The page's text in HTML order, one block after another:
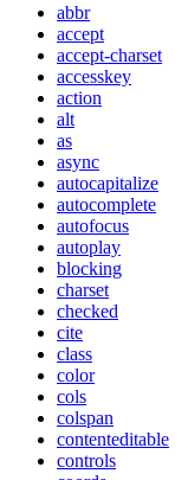
abbr
accept
accept-charset
accesskey
action
alt
as
async
autocapitalize
autocomplete
autofocus
autoplay
blocking
charset
checked
cite
class
color
cols
colspan
contenteditable
controls